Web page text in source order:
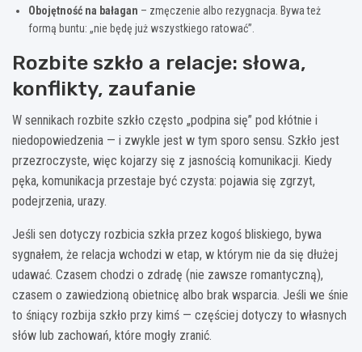
Obojętność na bałagan – zmęczenie albo rezygnacja. Bywa też
formą buntu: „nie będę już wszystkiego ratować”.
Rozbite szkło a relacje: słowa,
konflikty, zaufanie
W sennikach rozbite szkło często „podpina się” pod kłótnie i
niedopowiedzenia — i zwykle jest w tym sporo sensu. Szkło jest
przezroczyste, więc kojarzy się z jasnością komunikacji. Kiedy
pęka, komunikacja przestaje być czysta: pojawia się zgrzyt,
podejrzenia, urazy.
Jeśli sen dotyczy rozbicia szkła przez kogoś bliskiego, bywa
sygnałem, że relacja wchodzi w etap, w którym nie da się dłużej
udawać. Czasem chodzi o zdradę (nie zawsze romantyczną),
czasem o zawiedzioną obietnicę albo brak wsparcia. Jeśli we śnie
to śniący rozbija szkło przy kimś — częściej dotyczy to własnych
słów lub zachowań, które mogły zranić.